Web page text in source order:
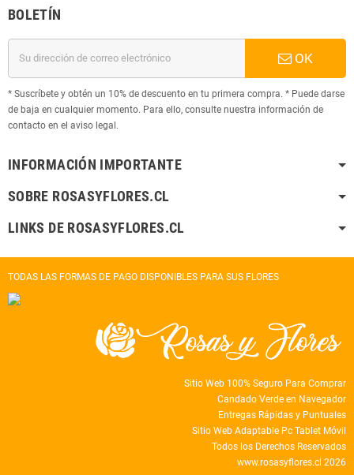
BOLETÍN
OK
* Suscríbete y obtén un 10% de descuento en tu primera compra. * Puede darse
de baja en cualquier momento. Para ello, consulte nuestra información de
contacto en el aviso legal.
INFORMACIÓN IMPORTANTE
SOBRE ROSASYFLORES.CL
LINKS DE ROSASYFLORES.CL
TODAS LAS FORMAS DE PAGO DISPONIBLES PARA SUS FLORES
Sitio Web 100% Seguro Para Comprar
Candado Verde en Navegador
Entregas Rápidas y Puntuales
Sitio Web Adaptable Pc Tablet Móvil
Todos los Derechos Reservados
www.rosasyflores.cl 2026